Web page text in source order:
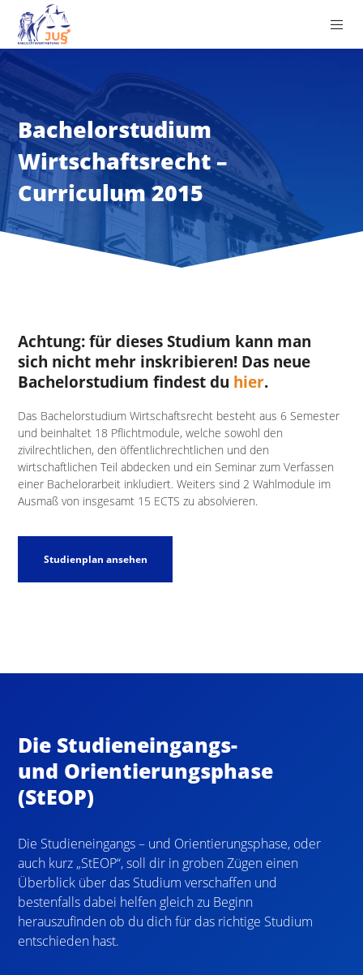
Bachelorstudium
Wirtschaftsrecht –
Curriculum 2015
Achtung: für dieses Studium kann man
sich nicht mehr inskribieren! Das neue
Bachelorstudium findest du hier.
Das Bachelorstudium Wirtschaftsrecht besteht aus 6 Semester
und beinhaltet 18 Pflichtmodule, welche sowohl den
zivilrechtlichen, den öffentlichrechtlichen und den
wirtschaftlichen Teil abdecken und ein Seminar zum Verfassen
einer Bachelorarbeit inkludiert. Weiters sind 2 Wahlmodule im
Ausmaß von insgesamt 15 ECTS zu absolvieren.
Studienplan ansehen
Die Studieneingangs-
und Orientierungsphase
(StEOP)
Die Studieneingangs – und Orientierungsphase, oder
auch kurz „StEOP“, soll dir in groben Zügen einen
Überblick über das Studium verschaffen und
bestenfalls dabei helfen gleich zu Beginn
herauszufinden ob du dich für das richtige Studium
entschieden hast.